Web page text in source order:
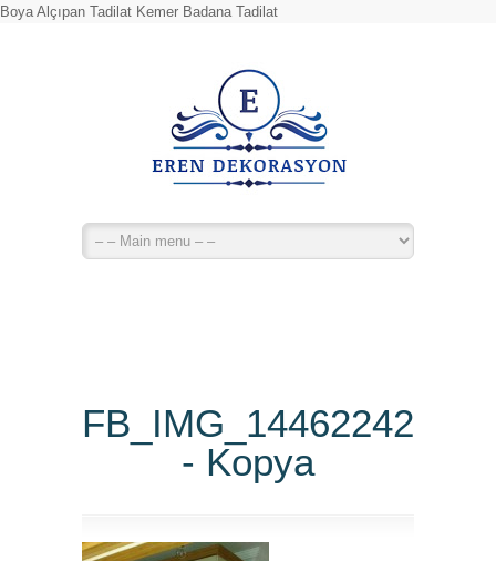
Boya Alçıpan Tadilat Kemer Badana Tadilat
- Kopya